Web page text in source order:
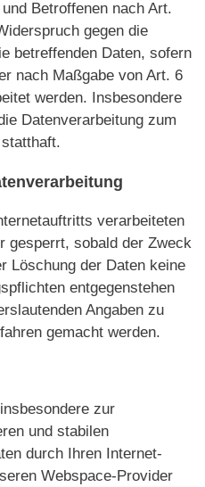
Betroffenen nach Art.
gegen die
betreffenden Daten, sofern
nach Maßgabe von Art. 6
werden. Insbesondere
Datenverarbeitung zum
verarbeiteten
gesperrt, sobald der Zweck
Löschung der Daten keine
entgegenstehen
Angaben zu
gemacht werden.
zur
und stabilen
durch Ihren Internet-
Webspace-Provider